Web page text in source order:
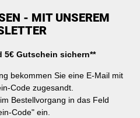
- MIT UNSEREM
5€ Gutschein sichern**
bekommen Sie eine E-Mail mit
Code zugesandt.
Bestellvorgang in das Feld
Code" ein.